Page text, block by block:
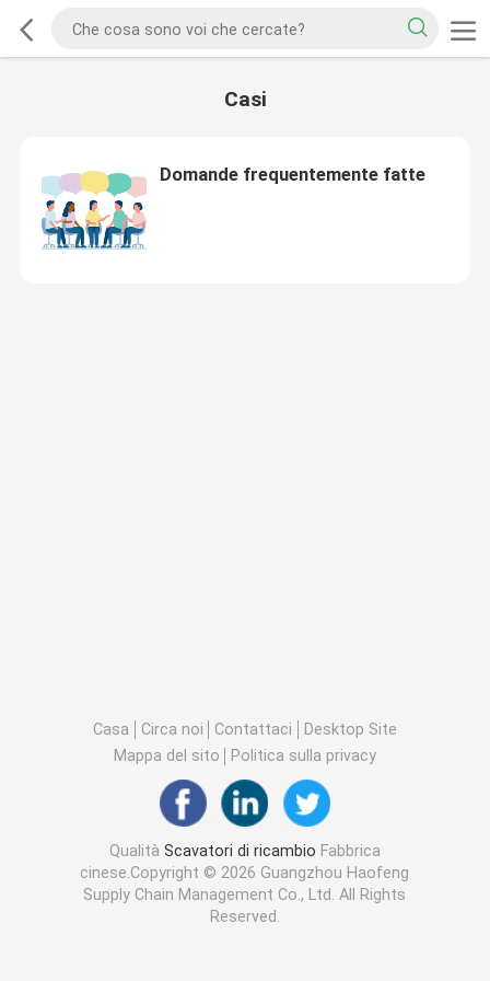
Casi
Domande frequentemente fatte
Casa Circa noi Contattaci
Desktop Site
Mappa del sito
Politica sulla privacy
Qualità Scavatori di ricambio Fabbrica
cinese.Copyright © 2026 Guangzhou Haofeng
Supply Chain Management Co., Ltd. All Rights
Reserved.